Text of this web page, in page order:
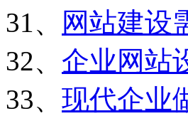
31、
网站建设
32、 企业网站
33、 现代企业